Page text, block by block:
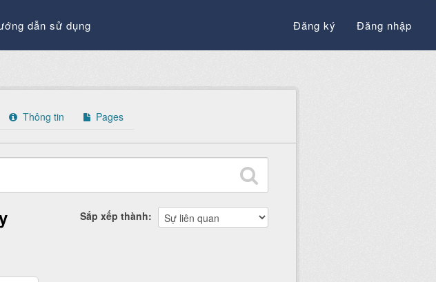
dẫn sử dụng Đăng ký Đăng nhập
Thông tin Pages
Sắp xếp thành